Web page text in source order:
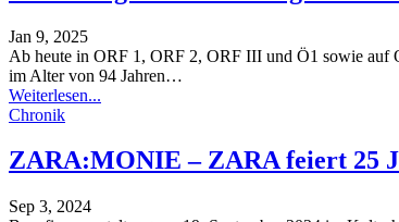
Jan 9, 2025
Ab heute in ORF 1, ORF 2, ORF III und Ö1 sowie auf
im Alter von 94 Jahren…
Weiterlesen...
Chronik
ZARA:MONIE – ZARA feiert 25
Sep 3, 2024